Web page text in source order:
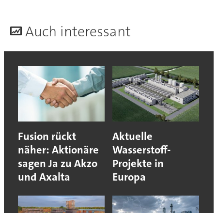
Auch interessant
Fusion rückt
näher: Aktionäre
sagen Ja zu Akzo
und Axalta
Aktuelle
Wasserstoff-
Projekte in
Europa